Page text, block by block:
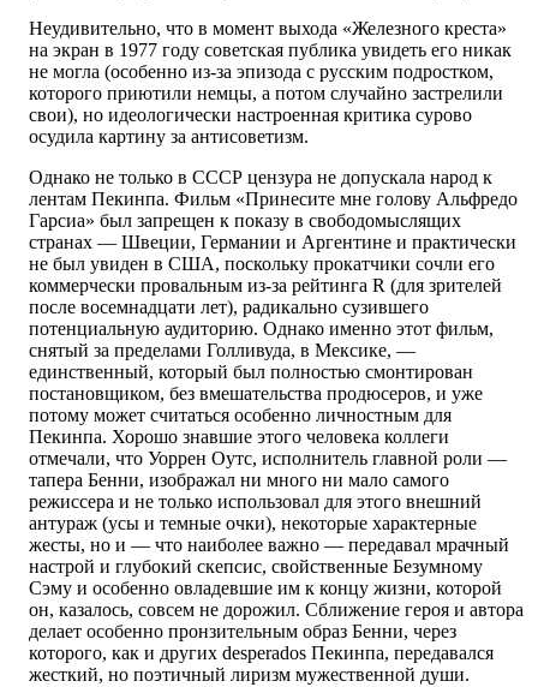
Неудивительно, что в момент выхода «Железного креста»
на экран в 1977 году советская публика увидеть его никак
не могла (особенно из-за эпизода с русским подростком,
которого приютили немцы, а потом случайно застрелили
свои), но идеологически настроенная критика сурово
осудила картину за антисоветизм.
Однако не только в СССР цензура не допускала народ к
лентам Пекинпа. Фильм «Принесите мне голову Альфредо
Гарсиа» был запрещен к показу в свободомыслящих
странах — Швеции, Германии и Аргентине и практически
не был увиден в США, поскольку прокатчики сочли его
коммерчески провальным из-за рейтинга R (для зрителей
после восемнадцати лет), радикально сузившего
потенциальную аудиторию. Однако именно этот фильм,
снятый за пределами Голливуда, в Мексике, —
единственный, который был полностью смонтирован
постановщиком, без вмешательства продюсеров, и уже
потому может считаться особенно личностным для
Пекинпа. Хорошо знавшие этого человека коллеги
отмечали, что Уоррен Оутс, исполнитель главной роли —
тапера Бенни, изображал ни много ни мало самого
режиссера и не только использовал для этого внешний
антураж (усы и темные очки), некоторые характерные
жесты, но и — что наиболее важно — передавал мрачный
настрой и глубокий скепсис, свойственные Безумному
Сэму и особенно овладевшие им к концу жизни, которой
он, казалось, совсем не дорожил. Сближение героя и автора
делает особенно пронзительным образ Бенни, через
которого, как и других desperados Пекинпа, передавался
жесткий, но поэтичный лиризм мужественной души.